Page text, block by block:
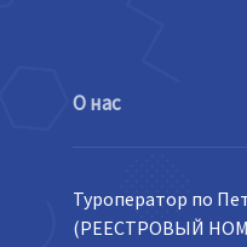
О нас
Туроператор по
(РЕЕСТРОВЫЙ